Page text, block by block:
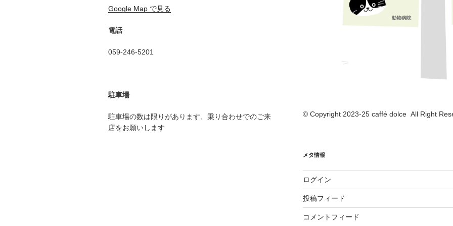
Google Map で見る
電話
059-246-5201
駐車場
駐車場の数は限りがあります、乗り合わせでのご来
店をお願いします
© Copyright 2023-25 caffé dolce All Right
メタ情報
ログイン
投稿フィード
コメントフィード